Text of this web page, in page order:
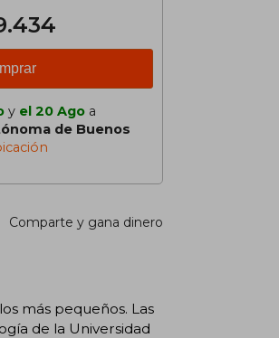
y el 20 Ago a
de Buenos
Comparte y gana dinero
más pequeños. Las
de la Universidad